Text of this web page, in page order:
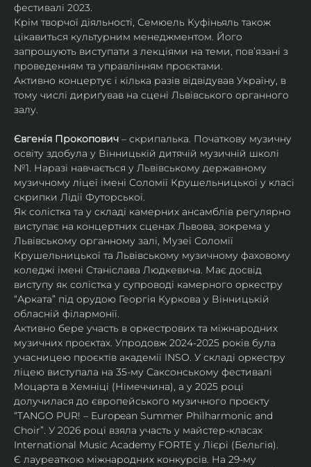
фестивалі 2023.
Крім творчої діяльності, Семюель Куфіньяль також
цікавиться культурним менеджментом. Його
запрошують виступати з лекціями на теми, пов’язані з
проведенням та управлінням проєктами.
Активно концертує і кілька разів відвідував Україну, в
тому числі дириґував на сцені Львівського органного
залу.
Євгенія Прокопович – скрипалька. Початкову музичну
освіту здобула у Вінницькій дитячій музичній школі
№1. Наразі навчається у Львівському державному
музичному ліцеї імені Соломії Крушельницької у класі
скрипки Лідії Футорської.
Як солістка та у складі камерних ансамблів регулярно
виступає на концертних сценах Львова, зокрема у
Львівському органному залі, Музеї Соломії
Крушельницької та Львівському музичному фаховому
коледжі імені Станіслава Людкевича. Має досвід
виступу як солістка у супроводі камерного оркестру
“Арката” під орудою Георгія Куркова у Вінницькій
обласній філармонії.
Активно бере участь в оркестрових та міжнародних
музичних проєктах. Упродовж 2024-2025 років була
учасницею проєктів академії INSO. У складі оркестру
ліцею виступала на 35-му Саксонському фестивалі
Моцарта в Хемніці (Німеччина), а у 2025 році
долучилася до європейського музичного проєкту
“TANGO PUR! – European Summer Philharmonic and
Choir”. У 2026 році взяла участь у майстер-класах
International Music Academy FORTE у Лієрі (Бельгія).
Є лауреаткою міжнародних конкурсів. На 29-му